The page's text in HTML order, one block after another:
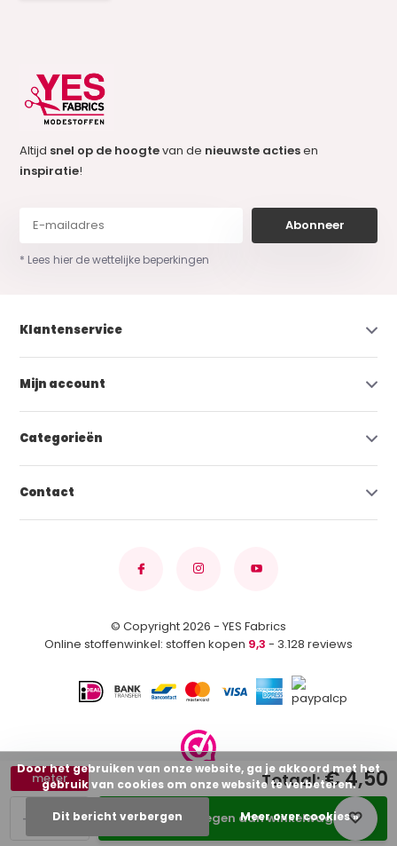
+
-
meter
Toevoegen aan winkelwagen
Totaal:€ 4,50
Altijd snel op de hoogtevan de nieuwste actiesen
inspiratie!
Abonneer
* Lees hier de wettelijke beperkingen
Klantenservice
Mijn account
Categorieën
Contact
© Copyright 2026 - YES Fabrics
Online stoffenwinkel: stoffen kopen 9,3 - 3.128 reviews
Door het gebruiken van onze website, ga je akkoord met het
gebruik van cookies om onze website te verbeteren.
Dit bericht verbergen Meer over cookies »